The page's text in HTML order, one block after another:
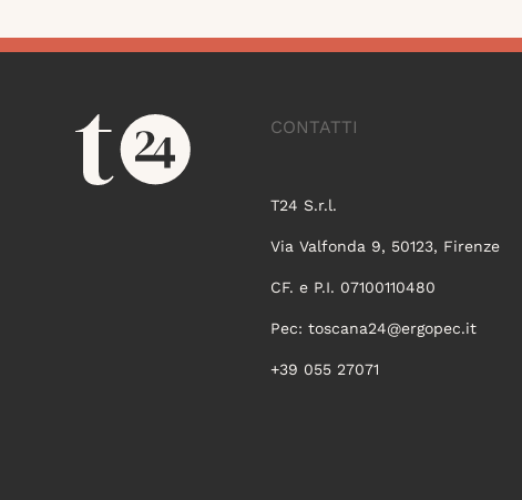
CONTATTI
T24 S.r.l.
Via Valfonda 9, 50123, Firenze
CF. e P.I. 07100110480
Pec: toscana24@ergopec.it
+39 055 27071